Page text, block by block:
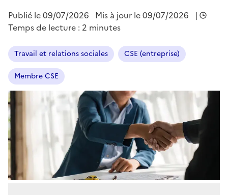
Publié le09/07/2026 Mis à jour le 09/07/2026
|
Temps de lecture : 2 minutes
Travail et relations sociales CSE (entreprise)
Membre CSE